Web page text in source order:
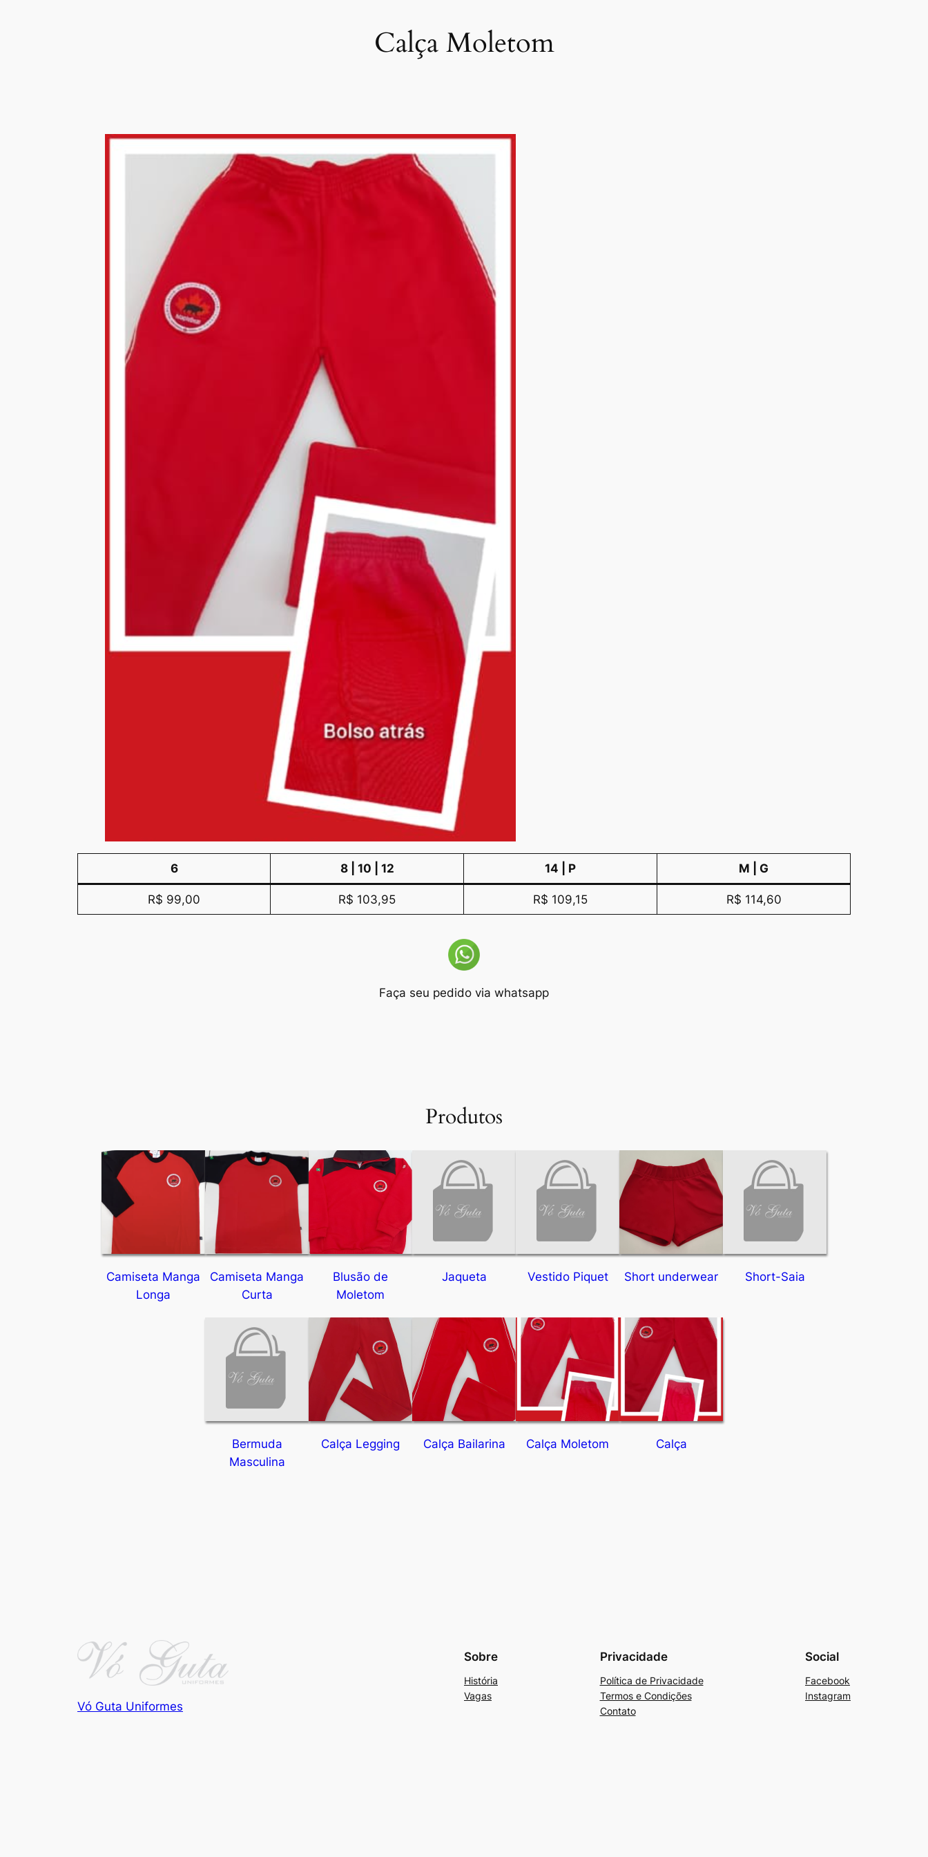
Calça Moletom
6 8 | 10 | 12 14 | P M | G
R$ 99,00 R$ 103,95 R$ 109,15 R$ 114,60
Faça seu pedido via whatsapp
Produtos
Camiseta Manga
Longa
Camiseta Manga
Curta
Blusão de
Moletom
Jaqueta Vestido Piquet Short underwear Short-Saia
Bermuda
Masculina
Calça Legging Calça Bailarina Calça Moletom Calça
Vó Guta Uniformes
Sobre
História
Vagas
Privacidade
Política de Privacidade
Termos e Condições
Contato
Social
Facebook
Instagram